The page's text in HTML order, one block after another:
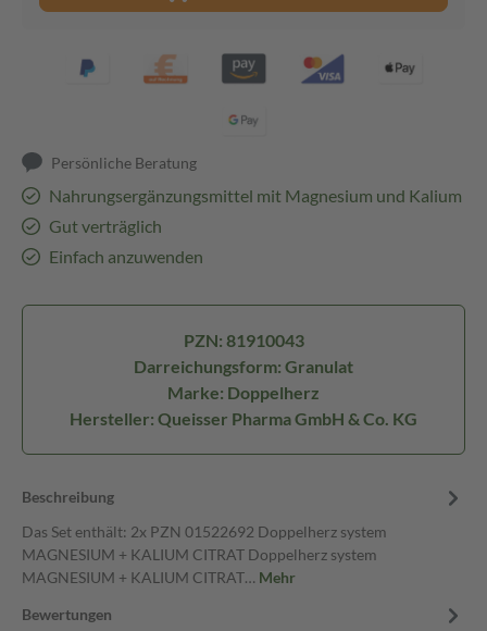
Persönliche Beratung
Nahrungsergänzungsmittel mit Magnesium und Kalium
Gut verträglich
Einfach anzuwenden
PZN: 81910043
Darreichungsform: Granulat
Marke: Doppelherz
Hersteller: Queisser Pharma GmbH & Co. KG
Beschreibung
Das Set enthält: 2x PZN 01522692 Doppelherz system
MAGNESIUM + KALIUM CITRAT Doppelherz system
MAGNESIUM + KALIUM CITRAT… Mehr
Bewertungen